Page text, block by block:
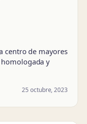
centro de mayores
y
25 octubre, 2023